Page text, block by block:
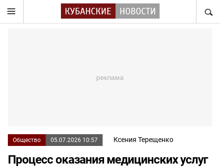
Общество 05.07.2026 10:57 Ксения Терещенко
Процесс оказания медицинских услуг